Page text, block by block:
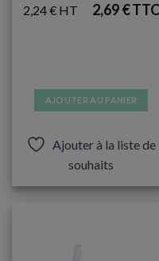
2,24€ 2,69€
AJOUTER AU PANIER
Ajouter à la liste de
souhaits